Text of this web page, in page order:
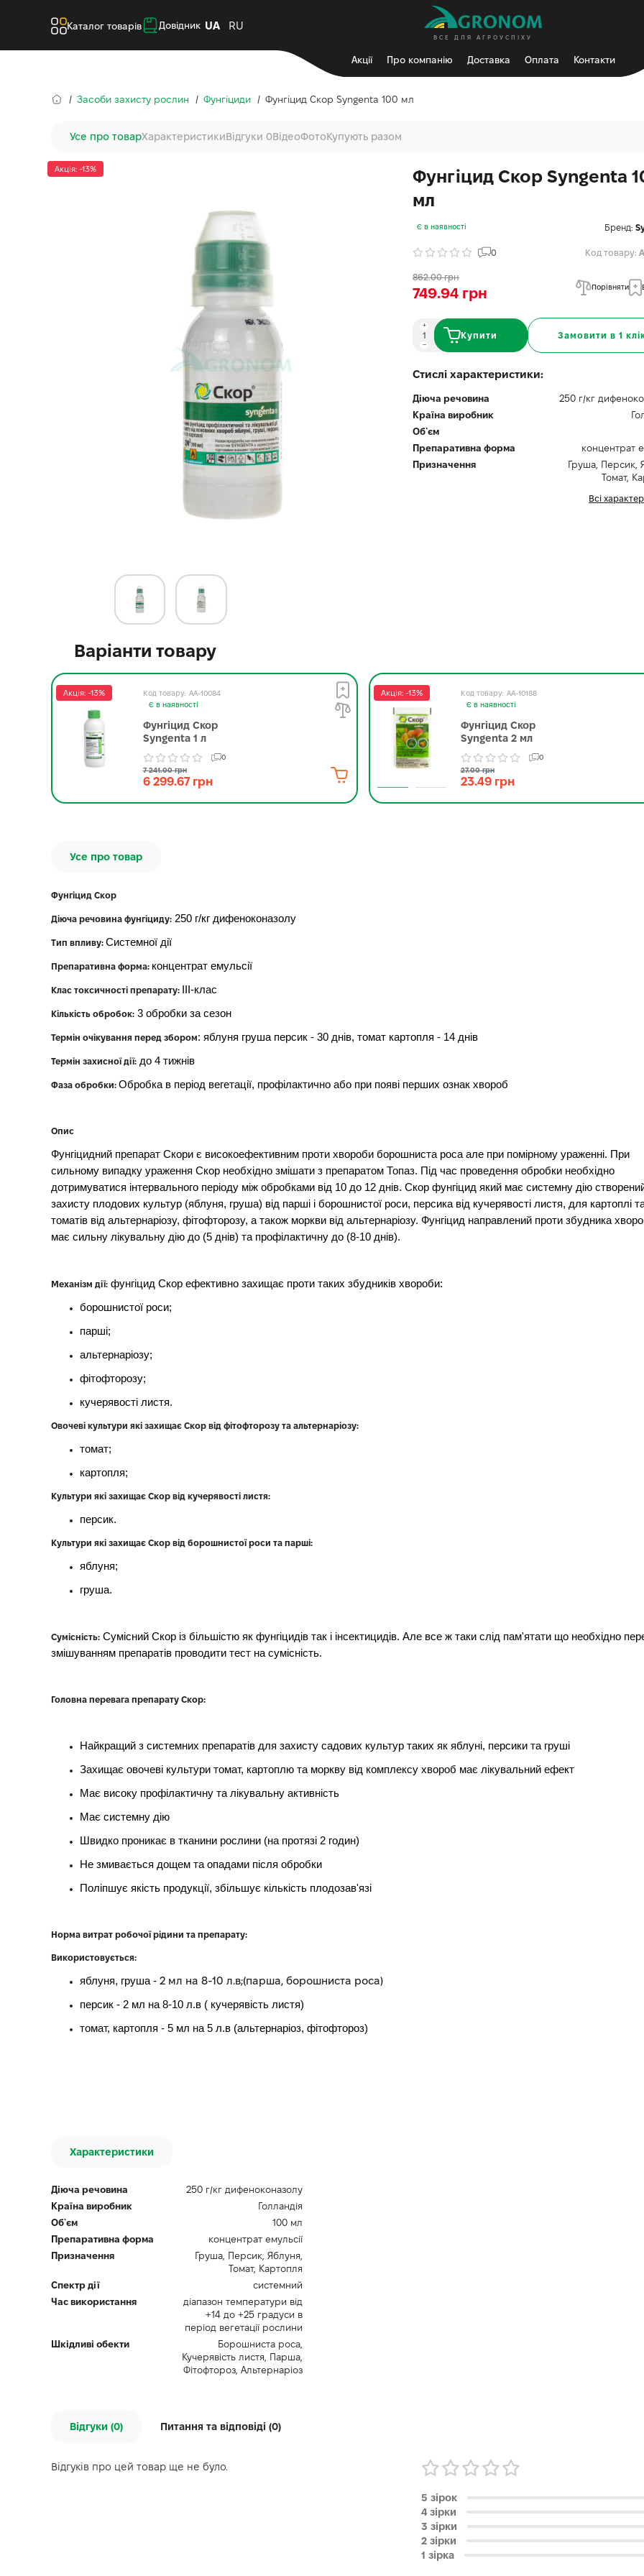
Каталог товарів Довідник UA RU
ВСЕ ДЛЯ АГРОУСПІХУ
Акції Про компанію Доставка Оплата Контакти
Засоби захисту рослин Фунгіциди Фунгіцид Скор Syngenta 100 мл
Усе про товарХарактеристикиВідгуки 0ВідеоФотоКупують разом
Акція: -13%
Фунгіцид Скор Syngenta
мл
Є в наявності Бренд:
0 Код товару:
862.00 грн
749.94 грн Порівняти
Купити Замовити в 1
Стислі характеристики:
Діюча речовина
250 г/кг
Країна виробник
Об`єм
Препаративна форма
концентрат
Призначення
Груша, Персик,
Томат,
Всі
Варіанти товару
Акція: -13%
AA-10084
Є в наявності
Фунгіцид Скор
Syngenta 1 л
0
7 241.00 грн
6 299.67 грн
Акція: -13%
AA-10188
Є в наявності
Фунгіцид Скор
Syngenta 2 мл
0
27.00 грн
23.49 грн
Усе про товар
Фунгіцид Скор
Діюча речовина фунгіциду: 250 г/кг дифеноконазолу
Тип впливу: Системної дії
Препаративна форма: концентрат емульсії
Клас токсичності препарату: ІІІ-клас
Кількість обробок: 3 обробки за сезон
Термін очікування перед збором: яблуня груша персик - 30 днів, томат картопля - 14 днів
Термін захисної дії: до 4 тижнів
Фаза обробки: Обробка в період вегетації, профілактично або при появі перших ознак хвороб
Опис
Фунгіцидний препарат Скори є високоефективним проти хвороби борошниста роса але при помірному ураженні. При
сильному випадку ураження Скор необхідно змішати з препаратом Топаз. Під час проведення обробки необхідно
дотримуватися інтервального періоду між обробками від 10 до 12 днів. Скор фунгіцид який має системну дію
захисту плодових культур (яблуня, груша) від парші і борошнистої роси, персика від кучерявості листя, для картоплі
томатів від альтернаріозу, фітофторозу, а також моркви від альтернаріозу. Фунгіцид направлений проти збудника
має сильну лікувальну дію до (5 днів) та профілактичну до (8-10 днів).
Механізм дії: фунгіцид Скор ефективно захищає проти таких збудників хвороби:
борошнистої роси;
парші;
альтернаріозу;
фітофторозу;
кучерявості листя.
Овочеві культури які захищає Скор від фітофторозу та альтернаріозу:
томат;
картопля;
Культури які захищає Скор від кучерявості листя:
персик.
Культури які захищає Скор від борошнистої роси та парші:
яблуня;
груша.
Сумісність: Сумісний Скор із більшістю як фунгіцидів так і інсектицидів. Але все ж таки слід пам'ятати що необхідно
змішуванням препаратів проводити тест на сумісність.
Головна перевага препарату Скор:
Найкращий з системних препаратів для захисту садових культур таких як яблуні, персики та груші
Захищає овочеві культури томат, картоплю та моркву від комплексу хвороб має лікувальний ефект
Має високу профілактичну та лікувальну активність
Має системну дію
Швидко проникає в тканини рослини (на протязі 2 годин)
Не змивається дощем та опадами після обробки
Поліпшує якість продукції, збільшує кількість плодозав'язі
Норма витрат робочої рідини та препарату:
Використовується:
яблуня, груша - 2 мл на 8-10 л.в;(парша, борошниста роса)
персик - 2 мл на 8-10 л.в ( кучерявість листя)
томат, картопля - 5 мл на 5 л.в (альтернаріоз, фітофтороз)
Характеристики
Діюча речовина
250 г/кг дифеноконазолу
Країна виробник
Голландія
Об`єм
100 мл
Препаративна форма
концентрат емульсії
Призначення
Груша, Персик, Яблуня,
Томат, Картопля
Спектр дії
системний
Час використання
діапазон температури від
+14 до +25 градуси в
період вегетації рослини
Шкідливі обекти
Борошниста роса,
Кучерявість листя, Парша,
Фітофтороз, Альтернаріоз
Відгуки (0) Питання та відповіді (0)
Відгуків про цей товар ще не було.
5 зірок
4 зірки
3 зірки
2 зірки
1 зірка